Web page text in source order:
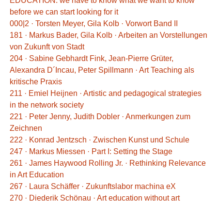
before we can start looking for it
000|2 · Torsten Meyer, Gila Kolb · Vorwort Band II
181 · Markus Bader, Gila Kolb · Arbeiten an Vorstellungen
von Zukunft von Stadt
204 · Sabine Gebhardt Fink, Jean-Pierre Grüter,
Alexandra D´Incau, Peter Spillmann · Art Teaching als
kritische Praxis
211 · Emiel Heijnen · Artistic and pedagogical strategies
in the network society
221 · Peter Jenny, Judith Dobler · Anmerkungen zum
Zeichnen
222 · Konrad Jentzsch · Zwischen Kunst und Schule
247 · Markus Miessen · Part I: Setting the Stage
261 · James Haywood Rolling Jr. · Rethinking Relevance
in Art Education
267 · Laura Schäffer · Zukunftslabor machina eX
270 · Diederik Schönau · Art education without art